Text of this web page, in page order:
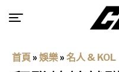
首頁 » 娛樂 » 名人 & KOL